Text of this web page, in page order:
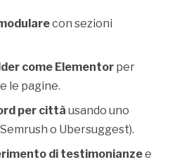
con sezioni
come Elementor per
le pagine.
per città usando uno
o Ubersuggest).
di testimonianzee